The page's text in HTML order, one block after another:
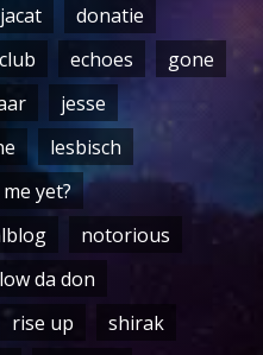
donatie
echoes
gone
jesse
lesbisch
yet?
notorious
da don
rise up
shirak